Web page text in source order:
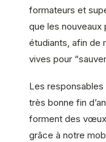
formateurs et
que les nouveaux
étudiants, afin de
vives pour
Les responsables
très bonne fin
forment des vœux
grâce à notre